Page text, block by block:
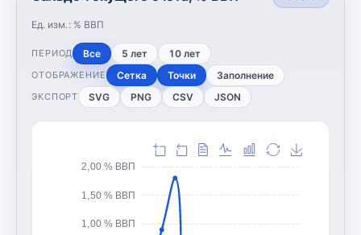
Ед. изм.: % ВВП
ПЕРИОД Все 5 лет 10 лет
ОТОБРАЖЕНИЕ Сетка Точки Заполнение
ЭКСПОРТ SVG PNG CSV JSON
1,00 % ВВП
1,50 % ВВП
2,00 % ВВП